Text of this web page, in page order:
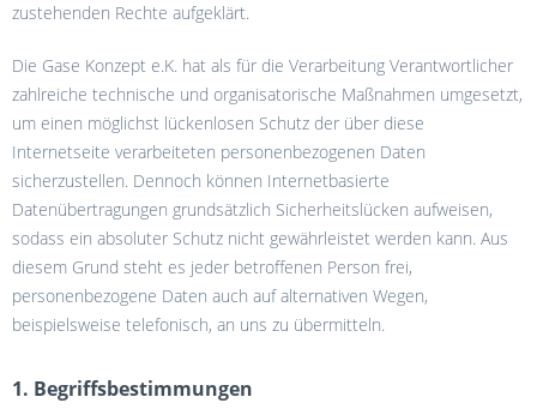
zustehenden Rechte aufgeklärt.
Die Gase Konzept e.K. hat als für die Verarbeitung Verantwortlicher
zahlreiche technische und organisatorische Maßnahmen umgesetzt,
um einen möglichst lückenlosen Schutz der über diese
Internetseite verarbeiteten personenbezogenen Daten
sicherzustellen. Dennoch können Internetbasierte
Datenübertragungen grundsätzlich Sicherheitslücken aufweisen,
sodass ein absoluter Schutz nicht gewährleistet werden kann. Aus
diesem Grund steht es jeder betroffenen Person frei,
personenbezogene Daten auch auf alternativen Wegen,
beispielsweise telefonisch, an uns zu übermitteln.
1. Begriffsbestimmungen